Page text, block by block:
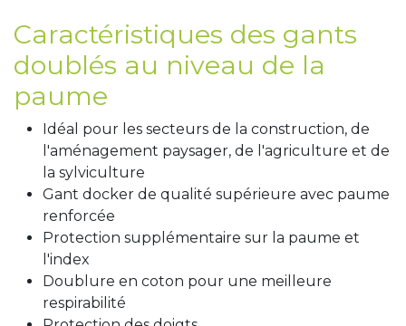
Caractéristiques des gants
doublés au niveau de la
paume
Idéal pour les secteurs de la construction, de
l'aménagement paysager, de l'agriculture et de
la sylviculture
Gant docker de qualité supérieure avec paume
renforcée
Protection supplémentaire sur la paume et
l'index
Doublure en coton pour une meilleure
respirabilité